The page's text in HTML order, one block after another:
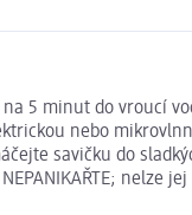
5 minut do vroucí
nebo
savičku do